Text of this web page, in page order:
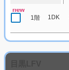
new
1階 1DK